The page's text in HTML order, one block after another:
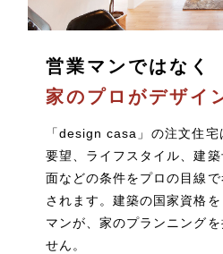
営業マンではなく
家のプロがデザイ
「design casa」の注文住
要望、ライフスタイル、建
面などの条件をプロの目線
されます。建築の国家資格
マンが、家のプランニング
せん。